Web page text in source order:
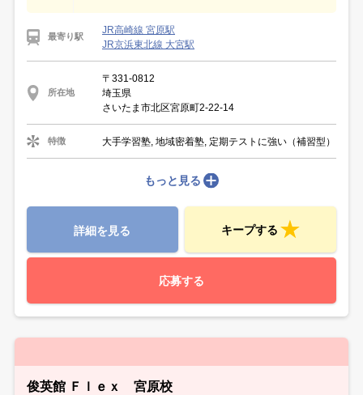
最寄り駅
JR高崎線 宮原駅
JR京浜東北線 大宮駅
所在地
〒331-0812
埼玉県
さいたま市北区宮原町2-22-14
特徴 大手学習塾, 地域密着塾, 定期テストに強い（補習型）
もっと見る
詳細を見る キープする
応募する
俊英館 Ｆｌｅｘ 宮原校